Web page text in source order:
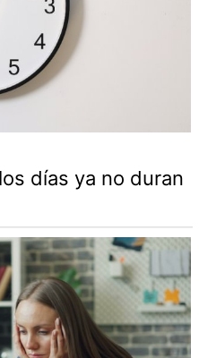
días ya no duran